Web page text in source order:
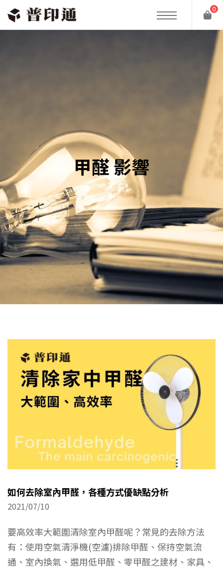
0
甲醛 影響
如何去除室內甲醛，各種方式優缺點分析
2021/07/10
要高效率大範圍清除室內甲醛呢？常見的去除方法
有：使用空氣清淨機(空濾)排除甲醛、保持空氣流
通、室內換氣、選用低甲醛、零甲醛之建材、家具、